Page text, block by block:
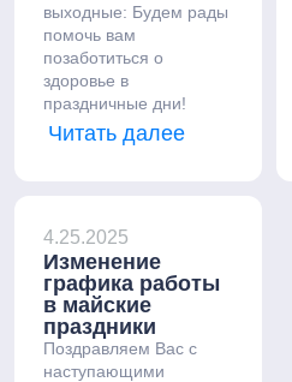
выходные: Будем рады
помочь вам
позаботиться о
здоровье в
праздничные дни!
Читать далее
4.25.2025
Изменение
графика работы
в майские
праздники
Поздравляем Вас с
наступающими